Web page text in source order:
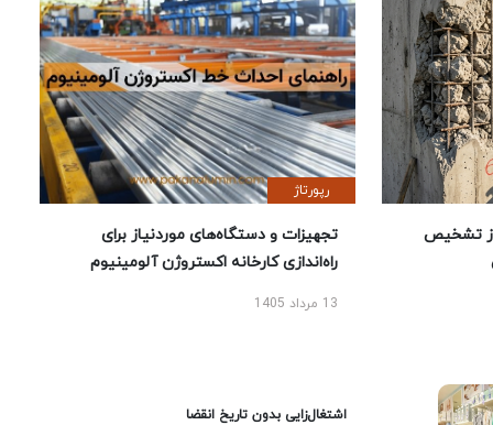
تشخیص
رپورتاژ
تجهیزات و دستگاه‌های موردنیاز برای
راه‌اندازی کارخانه اکستروژن آلومینیوم
13 مرداد 1405
اشتغال‌زایی بدون تاریخ انقضا